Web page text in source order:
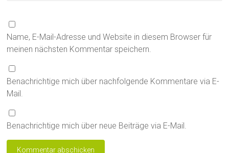
Name, E-Mail-Adresse und Website in diesem Browser für
meinen nächsten Kommentar speichern.
Benachrichtige mich über nachfolgende Kommentare via E-
Mail.
Benachrichtige mich über neue Beiträge via E-Mail.